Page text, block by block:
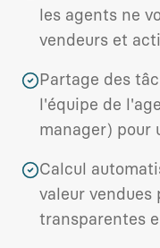
les agents ne
vendeurs et
Partage des
l'équipe de
manager) pour
Calcul
valeur vendues
transparentes